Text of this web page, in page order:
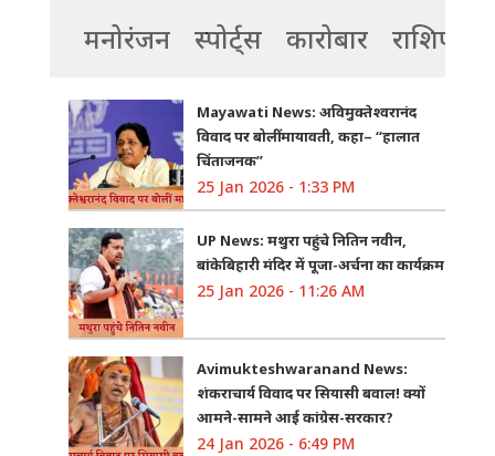
मनोरंजन स्पोर्ट्स कारोबार राशिफल
Mayawati News: अविमुक्तेश्वरानंद
विवाद पर बोलीं मायावती, कहा– “हालात
चिंताजनक”
25 Jan 2026 - 1:33 PM
UP News: मथुरा पहुंचे नितिन नवीन,
बांकेबिहारी मंदिर में पूजा-अर्चना का कार्यक्रम
25 Jan 2026 - 11:26 AM
Avimukteshwaranand News:
शंकराचार्य विवाद पर सियासी बवाल! क्यों
आमने-सामने आई कांग्रेस-सरकार?
24 Jan 2026 - 6:49 PM